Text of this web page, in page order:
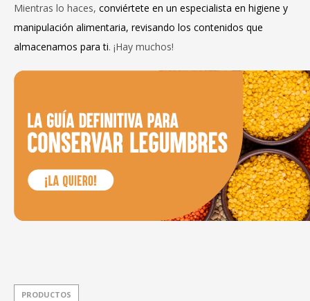
Mientras lo haces, conviértete en un especialista en higiene y
manipulación alimentaria, revisando los contenidos que
almacenamos para ti. ¡Hay muchos!
PRODUCTOS